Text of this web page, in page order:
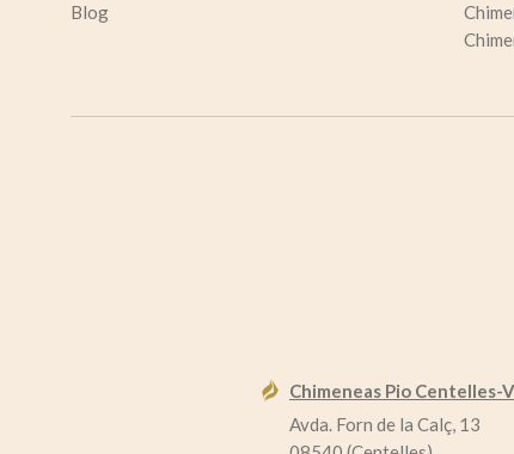
Blog
Chimeneas Pio Centelles-
Avda. Forn de la Calç, 13